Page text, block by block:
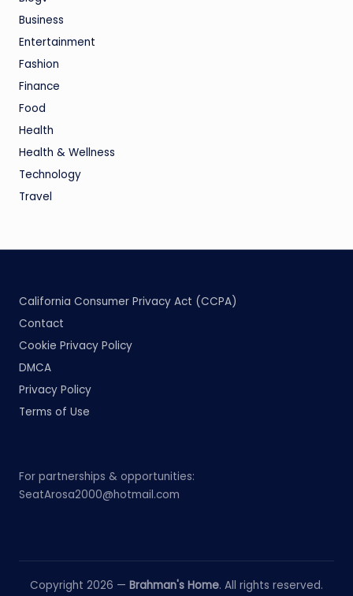
Business
Entertainment
Fashion
Finance
Food
Health
Health & Wellness
Technology
Travel
California Consumer Privacy Act (CCPA)
Contact
Cookie Privacy Policy
DMCA
Privacy Policy
Terms of Use
For partnerships & opportunities:
SeatArosa2000@hotmail.com
Copyright 2026 — Brahman's Home. All rights reserved.